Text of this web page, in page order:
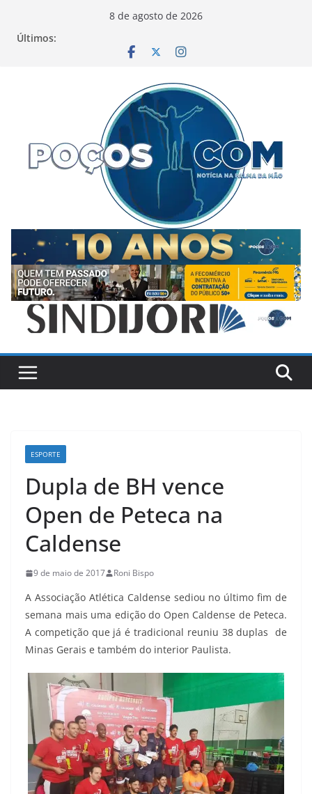
8 de agosto de 2026
Últimos:
ESPORTE
Dupla de BH vence
Open de Peteca na
Caldense
9 de maio de 2017 Roni Bispo
A Associação Atlética Caldense sediou no último fim de
semana mais uma edição do Open Caldense de Peteca.
A competição que já é tradicional reuniu 38 duplas de
Minas Gerais e também do interior Paulista.